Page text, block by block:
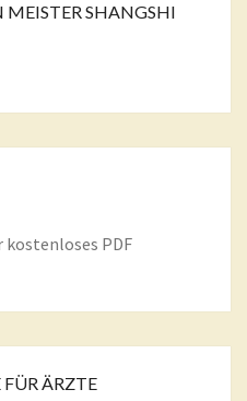
SHANGSHI
kostenloses PDF
ÄRZTE